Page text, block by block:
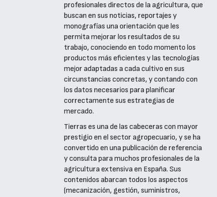
profesionales directos de la agricultura, que
buscan en sus noticias, reportajes y
monografías una orientación que les
permita mejorar los resultados de su
trabajo, conociendo en todo momento los
productos más eficientes y las tecnologías
mejor adaptadas a cada cultivo en sus
circunstancias concretas, y contando con
los datos necesarios para planificar
correctamente sus estrategias de
mercado.
Tierras es una de las cabeceras con mayor
prestigio en el sector agropecuario, y se ha
convertido en una publicación de referencia
y consulta para muchos profesionales de la
agricultura extensiva en España. Sus
contenidos abarcan todos los aspectos
(mecanización, gestión, suministros,